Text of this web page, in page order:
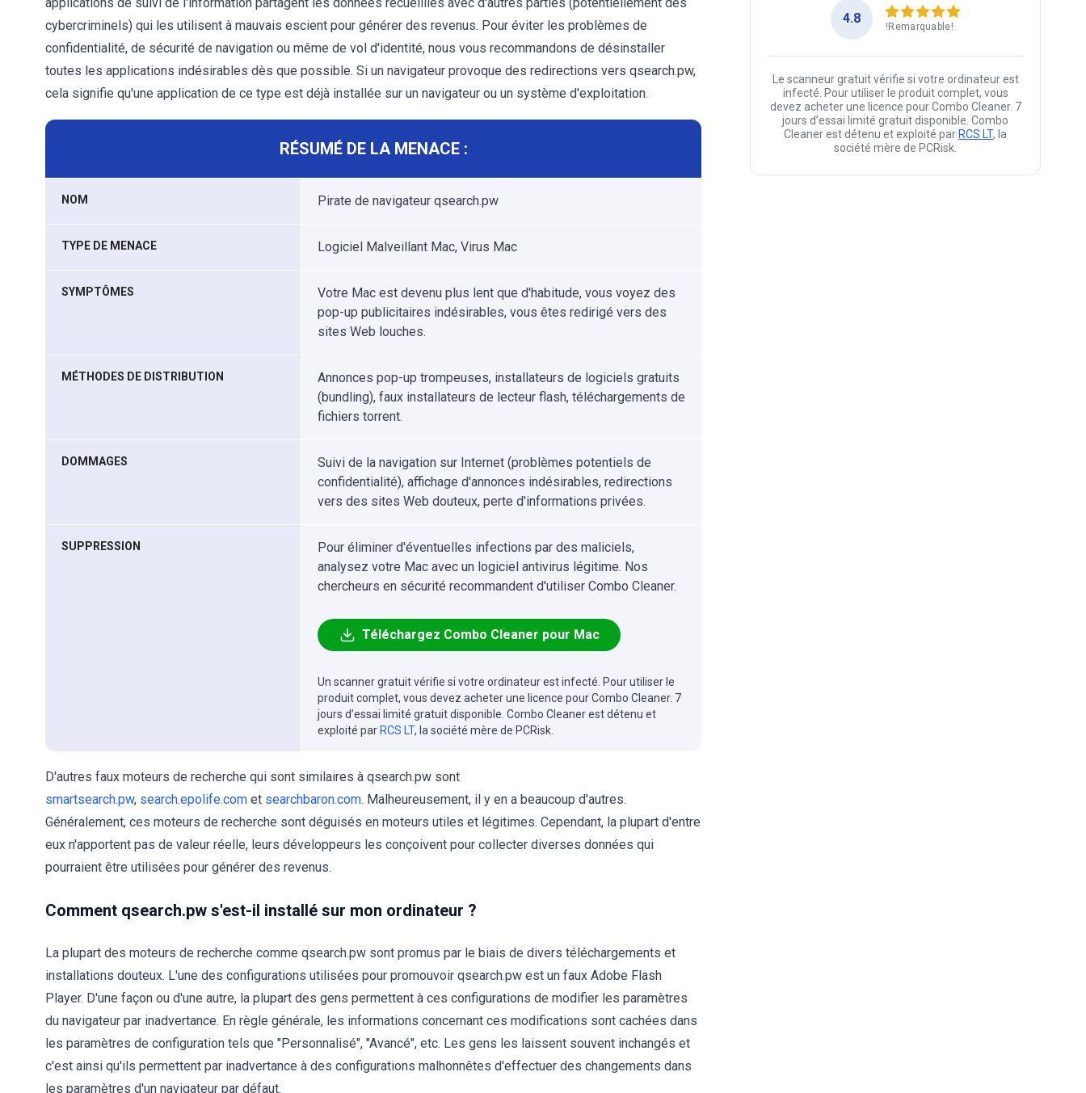
cybercriminels) qui les utilisent à mauvais escient pour générer des revenus. Pour éviter les problèmes de
confidentialité, de sécurité de navigation ou même de vol d'identité, nous vous recommandons de désinstaller
toutes les applications indésirables dès que possible. Si un navigateur provoque des redirections vers qsearch.pw,
cela signifie qu'une application de ce type est déjà installée sur un navigateur ou un système d'exploitation.
RÉSUMÉ DE LA MENACE :
NOM Pirate de navigateur qsearch.pw
TYPE DE MENACE Logiciel Malveillant Mac, Virus Mac
SYMPTÔMES
Votre Mac est devenu plus lent que d'habitude, vous voyez des
pop-up publicitaires indésirables, vous êtes redirigé vers des
sites Web louches.
MÉTHODES DE DISTRIBUTION
Annonces pop-up trompeuses, installateurs de logiciels gratuits
(bundling), faux installateurs de lecteur flash, téléchargements de
fichiers torrent.
DOMMAGES
Suivi de la navigation sur Internet (problèmes potentiels de
confidentialité), affichage d'annonces indésirables, redirections
vers des sites Web douteux, perte d'informations privées.
SUPPRESSION
Pour éliminer d'éventuelles infections par des maliciels,
analysez votre Mac avec un logiciel antivirus légitime. Nos
chercheurs en sécurité recommandent d'utiliser Combo Cleaner.
Téléchargez Combo Cleaner pour Mac
Un scanner gratuit vérifie si votre ordinateur est infecté. Pour utiliser le
produit complet, vous devez acheter une licence pour Combo Cleaner. 7
jours d’essai limité gratuit disponible. Combo Cleaner est détenu et
exploité par RCS LT, la société mère de PCRisk.
D'autres faux moteurs de recherche qui sont similaires à qsearch.pw sont
smartsearch.pw, search.epolife.com et searchbaron.com. Malheureusement, il y en a beaucoup d'autres.
Généralement, ces moteurs de recherche sont déguisés en moteurs utiles et légitimes. Cependant, la plupart d'entre
eux n'apportent pas de valeur réelle, leurs développeurs les conçoivent pour collecter diverses données qui
pourraient être utilisées pour générer des revenus.
Comment qsearch.pw s'est-il installé sur mon ordinateur ?
La plupart des moteurs de recherche comme qsearch.pw sont promus par le biais de divers téléchargements et
installations douteux. L'une des configurations utilisées pour promouvoir qsearch.pw est un faux Adobe Flash
Player. D'une façon ou d'une autre, la plupart des gens permettent à ces configurations de modifier les paramètres
du navigateur par inadvertance. En règle générale, les informations concernant ces modifications sont cachées dans
les paramètres de configuration tels que "Personnalisé", "Avancé", etc. Les gens les laissent souvent inchangés et
c'est ainsi qu'ils permettent par inadvertance à des configurations malhonnêtes d'effectuer des changements dans
les paramètres d'un navigateur par défaut.
4.8
!Remarquable!
Le scanneur gratuit vérifie si votre ordinateur est
infecté. Pour utiliser le produit complet, vous
devez acheter une licence pour Combo Cleaner. 7
jours d’essai limité gratuit disponible. Combo
Cleaner est détenu et exploité par RCS LT, la
société mère de PCRisk.